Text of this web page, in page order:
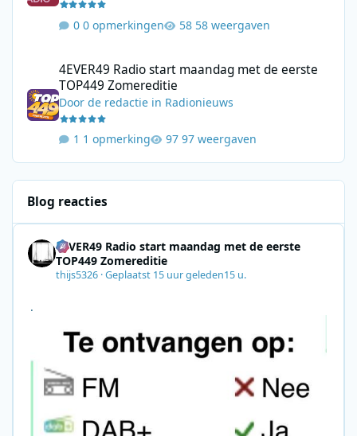
0 opmerkingen 58 weergaven
4EVER49 Radio start maandag met de eerste
TOP449 Zomereditie
Doorde redactie in Radionieuws
1 opmerking 97 weergaven
Blog reacties
4EVER49 Radio start maandag met de eerste
TOP449 Zomereditie
thijs5326 ·Geplaatst 15 uur geleden15 u.
.